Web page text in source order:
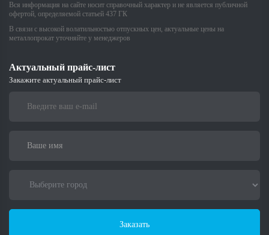
Вся информация на сайте носит справочный характер и не является публичной
офертой, определяемой статьей 437 ГК
В связи с высокой волатильностью отпускных цен, актуальные цены на
металлопрокат уточняйте у менеджеров
Актуальный прайс-лист
Закажите актуальный прайс-лист
Заказать